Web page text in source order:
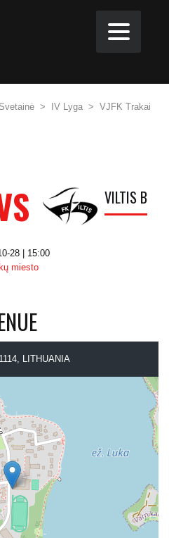
> IV Lyga > VJFK Trakai
VILTIS B
28 | 15:00
miesto
LITHUANIA